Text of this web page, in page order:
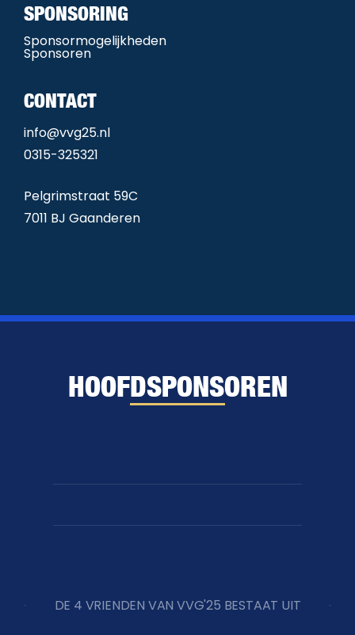
SPONSORING
Sponsormogelijkheden
Sponsoren
CONTACT
info@vvg25.nl
0315-325321
Pelgrimstraat 59C
7011 BJ Gaanderen
HOOFDSPONSOREN
DE 4 VRIENDEN VAN VVG'25 BESTAAT UIT